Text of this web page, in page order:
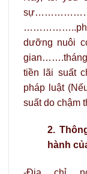
dưỡng nuôi
tiền lãi suất
pháp luật
suất do chậm
2.
hành